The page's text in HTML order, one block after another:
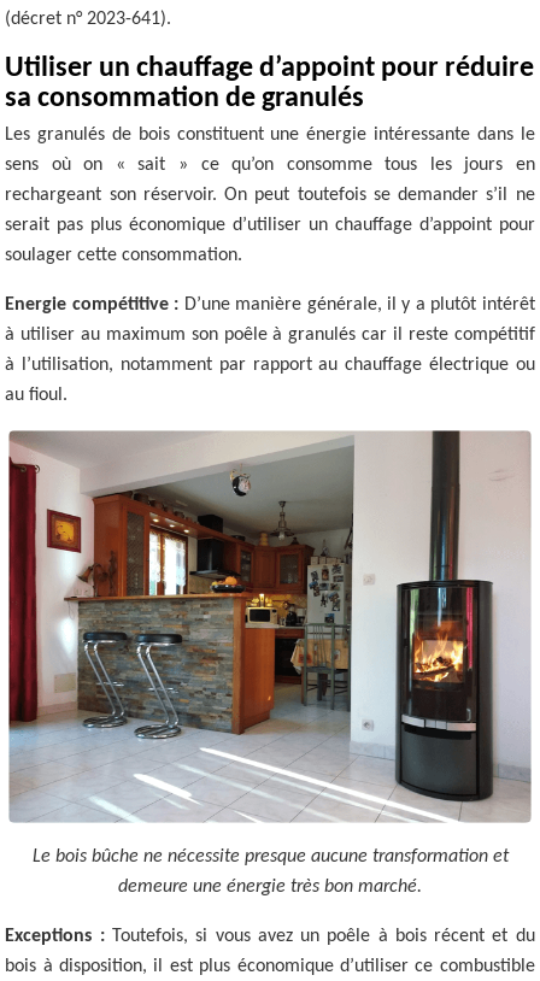
(décret n° 2023-641).
Utiliser un chauffage d’appoint pour réduire
sa consommation de granulés
Les granulés de bois constituent une énergie intéressante dans le
sens où on « sait » ce qu’on consomme tous les jours en
rechargeant son réservoir. On peut toutefois se demander s’il ne
serait pas plus économique d’utiliser un chauffage d’appoint pour
soulager cette consommation.
Energie compétitive : D’une manière générale, il y a plutôt intérêt
à utiliser au maximum son poêle à granulés car il reste compétitif
à l’utilisation, notamment par rapport au chauffage électrique ou
au fioul.
Le bois bûche ne nécessite presque aucune transformation et
demeure une énergie très bon marché.
Exceptions :Toutefois, si vous avez un poêle à bois récent et du
bois à disposition, il est plus économique d’utiliser ce combustible